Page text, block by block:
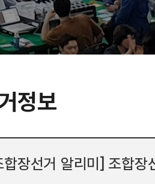
정보
합장선거 알리미] 조합